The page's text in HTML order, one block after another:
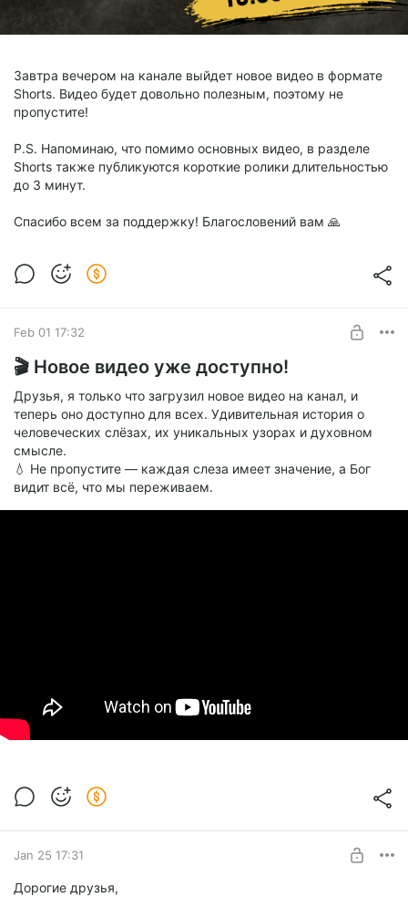
Завтра вечером на канале выйдет новое видео в формате
Shorts. Видео будет довольно полезным, поэтому не
пропустите!
P.S. Напоминаю, что помимо основных видео, в разделе
Shorts также публикуются короткие ролики длительностью
до 3 минут.
Спасибо всем за поддержку! Благословений вам 🙏
Feb 01 17:32
🎬 Новое видео уже доступно!
Друзья, я только что загрузил новое видео на канал, и
теперь оно доступно для всех. Удивительная история о
человеческих слёзах, их уникальных узорах и духовном
смысле.
💧 Не пропустите — каждая слеза имеет значение, а Бог
видит всё, что мы переживаем.
Jan 25 17:31
Дорогие друзья,